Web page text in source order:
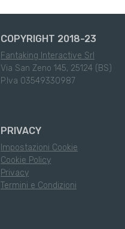
COPYRIGHT 2018-23
Fantaking Interactive Srl
Via San Zeno 145, 25124 (BS)
P.Iva 03549330987
PRIVACY
Impostazioni Cookie
Cookie Policy
Privacy
Termini e Condizioni